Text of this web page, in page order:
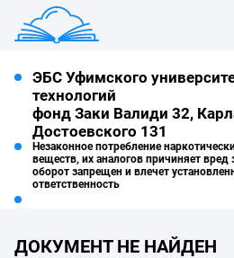
ЭБС Уфимского
технологий
фонд Заки Валиди 32,
Достоевского 131
Незаконное потребление
веществ, их аналогов причиняет
оборот запрещен и влечет
ответственность
ДОКУМЕНТ НЕ НАЙДЕН